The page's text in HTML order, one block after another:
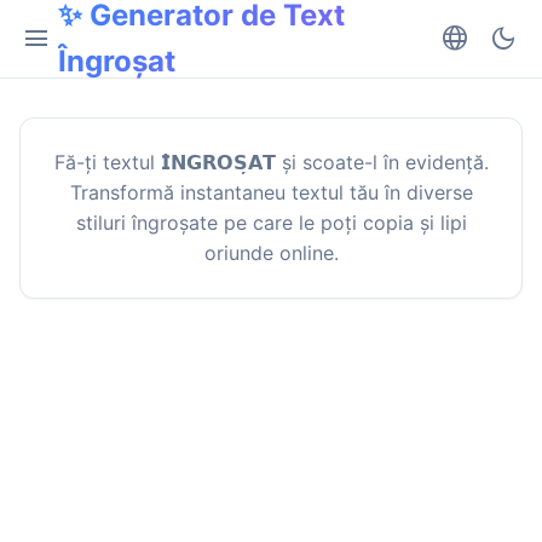
menu
✨ Generator de Text
Îngroșat
language dark_mode
Fă-ți textul 𝗜̂𝗡𝗚𝗥𝗢𝗦̦𝗔𝗧 și scoate-l în evidență.
Transformă instantaneu textul tău în diverse
stiluri îngroșate pe care le poți copia și lipi
oriunde online.